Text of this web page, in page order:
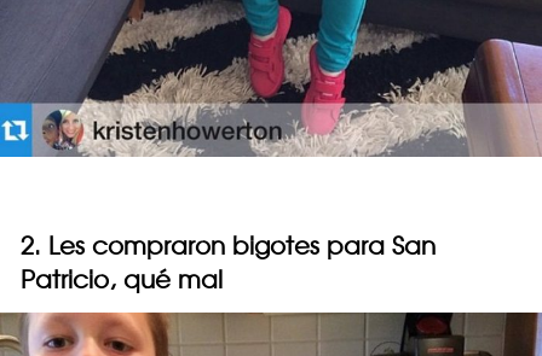
2. Les compraron bigotes para San
Patricio, qué mal